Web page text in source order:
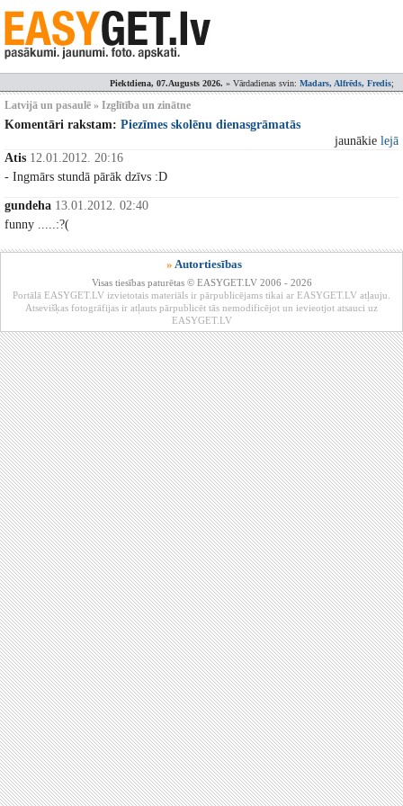
Piektdiena, 07.Augusts 2026. » Vārdadienas svin: Madars, Alfrēds, Fredis;
Latvijā un pasaulē » Izglītība un zinātne
Komentāri rakstam: Piezīmes skolēnu dienasgrāmatās
jaunākie lejā
Atis 12.01.2012. 20:16
- Ingmārs stundā pārāk dzīvs :D
gundeha 13.01.2012. 02:40
funny .....:?(
» Autortiesības
Visas tiesības paturētas © EASYGET.LV 2006 - 2026
Portālā EASYGET.LV izvietotais materiāls ir pārpublicējams tikai ar EASYGET.LV atļauju.
Atsevišķas fotogrāfijas ir atļauts pārpublicēt tās nemodificējot un ievieotjot atsauci uz
EASYGET.LV